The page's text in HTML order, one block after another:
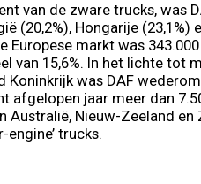
van de zware trucks, was
(20,2%), Hongarije
Europese markt was
van 15,6%. In het lichte tot
Koninkrijk was DAF
afgelopen jaar meer dan
Australië, Nieuw-Zeeland
engine’ trucks.